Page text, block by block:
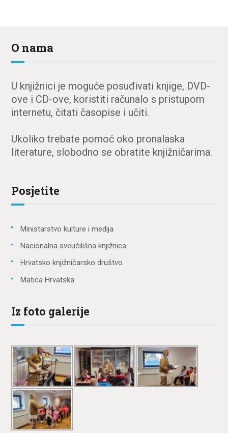
O nama
U knjižnici je moguće posuđivati knjige, DVD-
ove i CD-ove, koristiti računalo s pristupom
internetu, čitati časopise i učiti.
Ukoliko trebate pomoć oko pronalaska
literature, slobodno se obratite knjižničarima.
Posjetite
Ministarstvo kulture i medija
Nacionalna sveučilišna knjižnica
Hrvatsko knjižničarsko društvo
Matica Hrvatska
Iz foto galerije